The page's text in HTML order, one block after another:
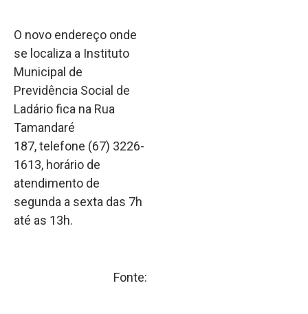
O novo endereço onde
se localiza a Instituto
Municipal de
Previdência Social de
Ladário fica na Rua
Tamandaré
187, telefone (67) 3226-
1613, horário de
atendimento de
segunda a sexta das 7h
até as 13h.
Fonte: